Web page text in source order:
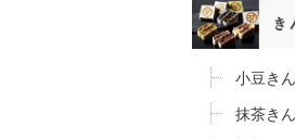
小豆き
抹茶き